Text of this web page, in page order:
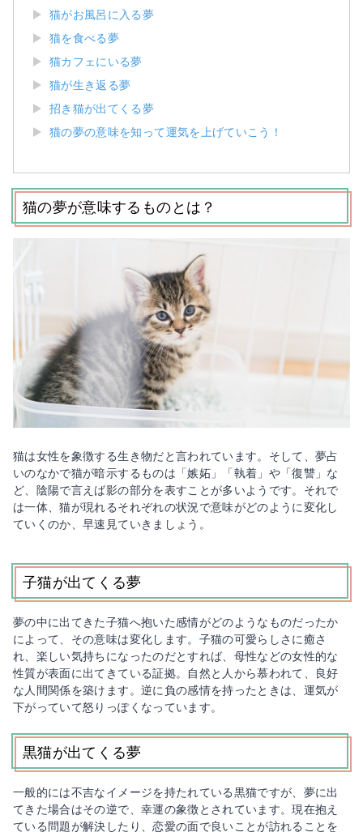
猫がお風呂に入る夢
猫を食べる夢
猫カフェにいる夢
猫が生き返る夢
招き猫が出てくる夢
猫の夢の意味を知って運気を上げていこう！
猫の夢が意味するものとは？
猫は女性を象徴する生き物だと言われています。そして、夢占
いのなかで猫が暗示するものは「嫉妬」「執着」や「復讐」な
ど、陰陽で言えば影の部分を表すことが多いようです。それで
は一体、猫が現れるそれぞれの状況で意味がどのように変化し
ていくのか、早速見ていきましょう。
子猫が出てくる夢
夢の中に出てきた子猫へ抱いた感情がどのようなものだったか
によって、その意味は変化します。子猫の可愛らしさに癒さ
れ、楽しい気持ちになったのだとすれば、母性などの女性的な
性質が表面に出てきている証拠。自然と人から慕われて、良好
な人間関係を築けます。逆に負の感情を持ったときは、運気が
下がっていて怒りっぽくなっています。
黒猫が出てくる夢
一般的には不吉なイメージを持たれている黒猫ですが、夢に出
てきた場合はその逆で、幸運の象徴とされています。現在抱え
ている問題が解決したり、恋愛の面で良いことが訪れることを